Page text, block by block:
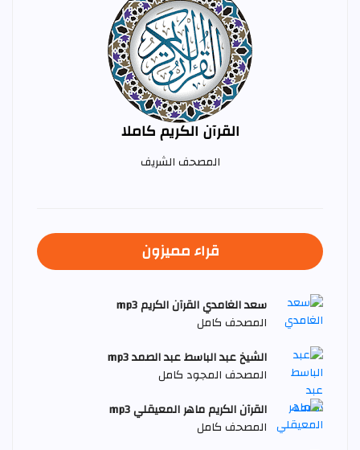
القرآن الكريم كاملا
المصحف الشريف
قراء مميزون
سعد الغامدي القرآن الكريم mp3
المصحف كامل
الشيخ عبد الباسط عبد الصمد mp3
المصحف المجود كامل
القرآن الكريم ماهر المعيقلي mp3
المصحف كامل